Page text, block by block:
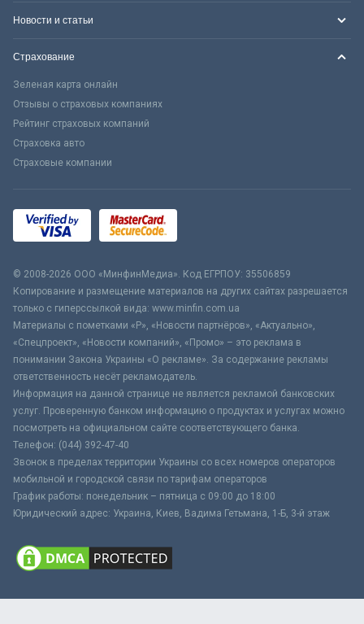
Новости и статьи
Страхование
Зеленая карта онлайн
Отзывы о страховых компаниях
Рейтинг страховых компаний
Страховка авто
Страховые компании
© 2008-2026 ООО «МинфинМедиа». Код ЕГРПОУ: 35506859
Копирование и размещение материалов на других сайтах разрешается
только с гиперссылкой вида: www.minfin.com.ua
Материалы с пометками «Р», «Новости партнёров», «Актуально»,
«Спецпроект», «Новости компаний», «Промо» – это реклама в
понимании Закона Украины «О рекламе». За содержание рекламы
ответственность несёт рекламодатель.
Информация на данной странице не является рекламой банковских
услуг. Проверенную банком информацию о продуктах и услугах можно
посмотреть на официальном сайте соответствующего банка.
Телефон: (044) 392-47-40
Звонок в пределах территории Украины со всех номеров операторов
мобильной и городской связи по тарифам операторов
График работы: понедельник – пятница с 09:00 до 18:00
Юридический адрес: Украина, Киев, Вадима Гетьмана, 1-Б, 3-й этаж